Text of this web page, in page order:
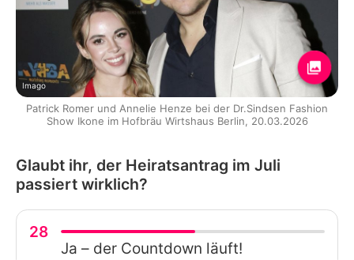
Imago
Patrick Romer und Annelie Henze bei der Dr.Sindsen Fashion
Show Ikone im Hofbräu Wirtshaus Berlin, 20.03.2026
Glaubt ihr, der Heiratsantrag im Juli
passiert wirklich?
28
Ja – der Countdown läuft!